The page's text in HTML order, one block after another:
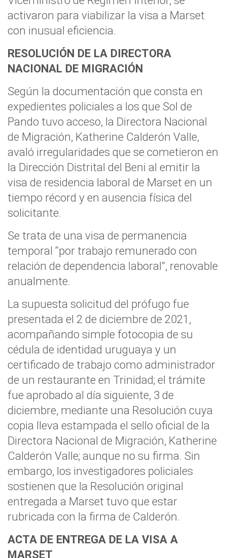
activaron para viabilizar la visa a Marset
con inusual eficiencia.
RESOLUCIÓN DE LA DIRECTORA
NACIONAL DE MIGRACIÓN
Según la documentación que consta en
expedientes policiales a los que Sol de
Pando tuvo acceso, la Directora Nacional
de Migración, Katherine Calderón Valle,
avaló irregularidades que se cometieron en
la Dirección Distrital del Beni al emitir la
visa de residencia laboral de Marset en un
tiempo récord y en ausencia física del
solicitante.
Se trata de una visa de permanencia
temporal “por trabajo remunerado con
relación de dependencia laboral”, renovable
anualmente.
La supuesta solicitud del prófugo fue
presentada el 2 de diciembre de 2021,
acompañando simple fotocopia de su
cédula de identidad uruguaya y un
certificado de trabajo como administrador
de un restaurante en Trinidad; el trámite
fue aprobado al día siguiente, 3 de
diciembre, mediante una Resolución cuya
copia lleva estampada el sello oficial de la
Directora Nacional de Migración, Katherine
Calderón Valle; aunque no su firma. Sin
embargo, los investigadores policiales
sostienen que la Resolución original
entregada a Marset tuvo que estar
rubricada con la firma de Calderón.
ACTA DE ENTREGA DE LA VISA A
MARSET